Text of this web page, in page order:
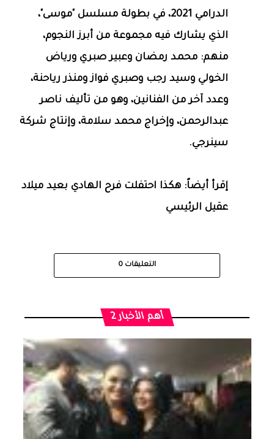
الدرامي 2021، في بطولة مسلسل "موسى"،
الذي يشارك فيه مجموعة من أبرز النجوم،
منهم: محمد رمضان وعبير صبري ورياض
الخولي وسيد رجب وصبري فواز ومنذر رياحنة،
وعدد آخر من الفنانين، وهو من تأليف ناصر
عبدالرحمن، وإخراج محمد سلامة، وإنتاج شركة
سينرجي.
إقرأ أيضاً: هكذا احتفلت فرح الهادي بعيد ميلاد
عقيل الرئيسي
التعليقات 0
أهم الأخبار 2